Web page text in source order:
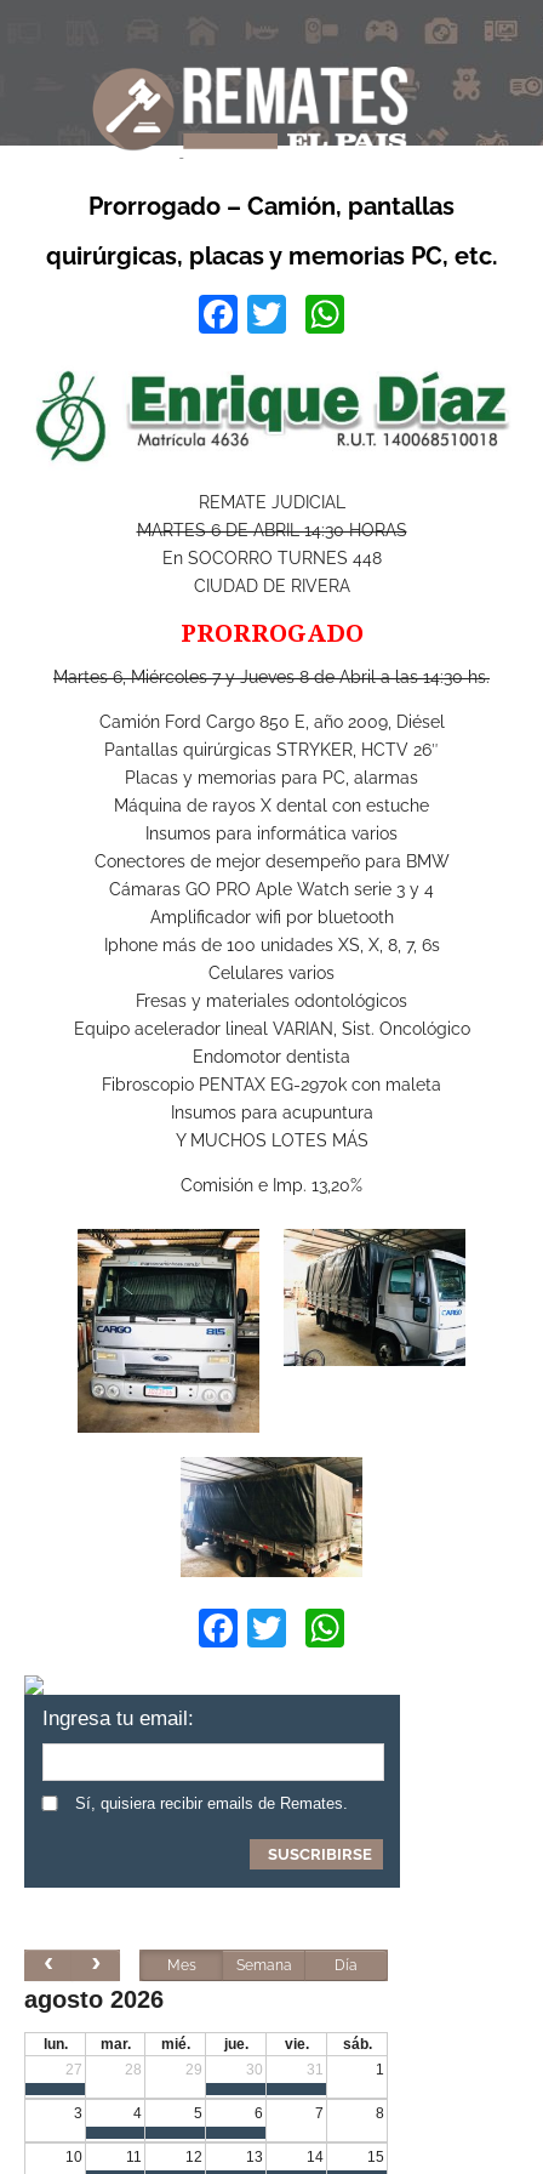
Prorrogado – Camión, pantallas
quirúrgicas, placas y memorias PC, etc.
Facebook
Twitter
REMATE JUDICIAL
MARTES 6 DE ABRIL 14:30 HORAS
En SOCORRO TURNES 448
CIUDAD DE RIVERA
PRORROGADO
Martes 6, Miércoles 7 y Jueves 8 de Abril a las 14:30 hs.
Camión Ford Cargo 850 E, año 2009, Diésel
Pantallas quirúrgicas STRYKER, HCTV 26″
Placas y memorias para PC, alarmas
Máquina de rayos X dental con estuche
Insumos para informática varios
Conectores de mejor desempeño para BMW
Cámaras GO PRO Aple Watch serie 3 y 4
Amplificador wifi por bluetooth
Iphone más de 100 unidades XS, X, 8, 7, 6s
Celulares varios
Fresas y materiales odontológicos
Equipo acelerador lineal VARIAN, Sist. Oncológico
Endomotor dentista
Fibroscopio PENTAX EG-2970k con maleta
Insumos para acupuntura
Y MUCHOS LOTES MÁS
Comisión e Imp. 13,20%
Facebook
Twitter
Ingresa tu email:
Sí, quisiera recibir emails de Remates.
Mes Semana Día
agosto 2026
lun. mar. mié. jue. vie.
sáb.
27
28 29 30 31 1
3 4 5 6 7 8
10 11 12 13 14 15